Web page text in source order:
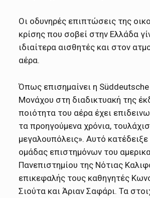
Οι οδυνηρές επιπτώσεις της
κρίσης που σοβεί στην Ελλάδα
ιδιαίτερα αισθητές και στον
αέρα.
Όπως επισημαίνει η
Μονάχου στη διαδικτυακή της
ποιότητα του αέρα έχει
τα προηγούμενα χρόνια,
μεγαλουπόλεις». Αυτό κατέδειξε
ομάδας επιστημόνων του
Πανεπιστημίου της Νότιας
επικεφαλής τους καθηγητές
Σιούτα και Άριαν Σαφάρι. Τα